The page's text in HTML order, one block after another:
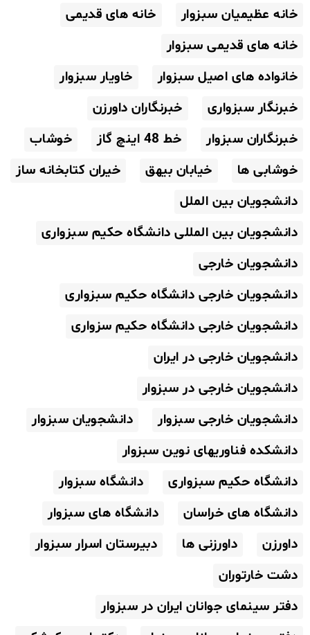
خانه عظیمیان سبزوار
خانه های قدیمی
خانه های قدیمی سبزوار
خانواده های اصیل سبزوار
خاویار سبزوار
خبرنگار سبزواری
خبرنگاران داورزن
خبرنگاران سبزوار
خط 48 اینچ گاز
خوشاب
خوشابی ها
خیابان بیهق
خیران کتابخانه ساز
دانشجویان بین الملل
دانشجویان بین المللی دانشگاه حکیم سبزواری
دانشجویان خارجی
دانشجویان خارجی دانشگاه حکیم سبزواری
دانشجویان خارجی دانشگاه حکیم سزواری
دانشجویان خارجی در ایران
دانشجویان خارجی در سبزوار
دانشجویان خارجی سبزوار
دانشجویان سبزوار
دانشکده فناوریهای نوین سبزوار
دانشگاه حکیم سبزواری
دانشگاه سبزوار
دانشگاه های خراسان
دانشگاه های سبزوار
داورزن
داورزنی ها
دبیرستان اسرار سبزوار
دشت خارتوران
دفتر سینمای جوانان ایران در سبزوار